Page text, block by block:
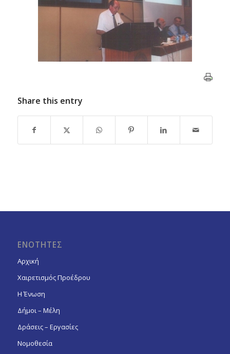
Share this entry
ΕΝΟΤΗΤΕΣ
Αρχική
Χαιρετισμός Προέδρου
Η Ένωση
Δήμοι – Μέλη
Δράσεις – Εργασίες
Νομοθεσία